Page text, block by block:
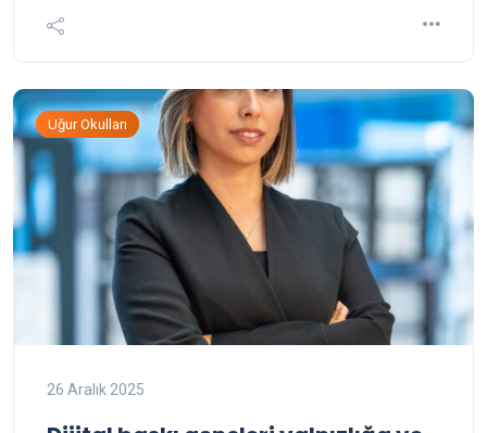
Uğur Okulları
26 Aralık 2025